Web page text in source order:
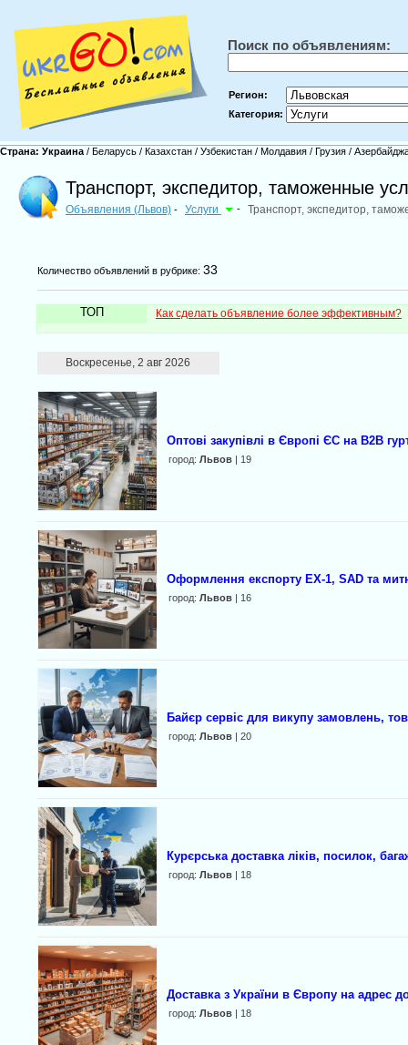
Поиск по объявлениям:
Регион:
Категория:
Страна: Украина / Беларусь / Казахстан / Узбекистан / Молдавия / Грузия /
Транспорт, экспедитор, таможенные
Объявления (Львов) - Услуги - Транспорт, экспедитор,
Количество объявлений в рубрике: 33
ТОП Как сделать объявление более эффективным?
Воскресенье, 2 авг 2026
Оптові закупівлі в Європі ЄС на В2В
город: Львов| 19
Оформлення експорту EX-1, SAD та
город: Львов| 16
Байєр сервіс для викупу замовлень,
город: Львов| 20
Курєрська доставка ліків, посилок,
город: Львов| 18
Доставка з України в Європу на адрес
город: Львов| 18